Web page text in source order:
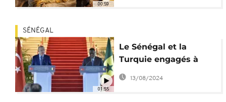
00:59
01:55
SÉNÉGAL
Le Sénégal et la
Turquie engagés à
booster leurs
échanges
13/08/2024